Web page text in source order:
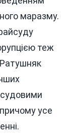
маразму.
теж
усе